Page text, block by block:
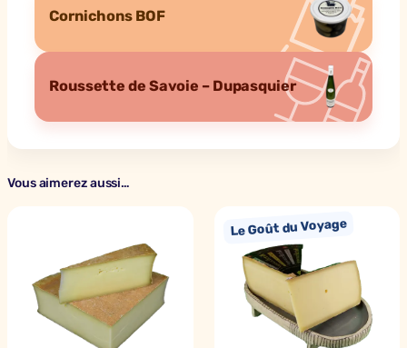
Cornichons BOF
Roussette de Savoie – Dupasquier
Vous aimerez aussi…